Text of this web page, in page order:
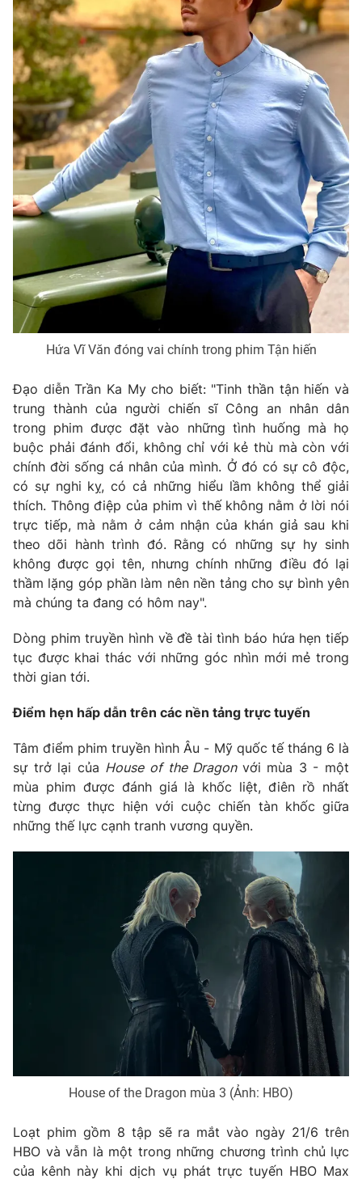
Phó Tổng Biên tập:Nguyễn Thị Mỹ Hạnh, Phạm Quốc Thắng,
Nguyễn Trọng Ninh
Tổng đài VTV:024.38 355 931 - 024.38 355 932
Ðiện thoại Thời báo VTV:024.66 897 897
Email:toasoan@vtv.vn
Liên hệ quảng cáo:024-7300.7108
® Cấm sao chép dưới mọi hình thức nếu không có sự chấp
thông tin từ website này.
Hứa Vĩ Văn đóng vai chính trong phim Tận hiến
Đạo diễn Trần Ka My cho biết: "Tinh thần tận hiến và
trung thành của người chiến sĩ Công an nhân dân
trong phim được đặt vào những tình huống mà họ
buộc phải đánh đổi, không chỉ với kẻ thù mà còn với
chính đời sống cá nhân của mình. Ở đó có sự cô độc,
có sự nghi kỵ, có cả những hiểu lầm không thể giải
thích. Thông điệp của phim vì thế không nằm ở lời nói
trực tiếp, mà nằm ở cảm nhận của khán giả sau khi
theo dõi hành trình đó. Rằng có những sự hy sinh
không được gọi tên, nhưng chính những điều đó lại
thầm lặng góp phần làm nên nền tảng cho sự bình yên
mà chúng ta đang có hôm nay".
Dòng phim truyền hình về đề tài tình báo hứa hẹn tiếp
tục được khai thác với những góc nhìn mới mẻ trong
thời gian tới.
Điểm hẹn hấp dẫn trên các nền tảng trực tuyến
Tâm điểm phim truyền hình Âu - Mỹ quốc tế tháng 6 là
sự trở lại của House of the Dragon với mùa 3 - một
mùa phim được đánh giá là khốc liệt, điên rồ nhất
từng được thực hiện với cuộc chiến tàn khốc giữa
những thế lực cạnh tranh vương quyền.
House of the Dragon mùa 3 (Ảnh: HBO)
Loạt phim gồm 8 tập sẽ ra mắt vào ngày 21/6 trên
HBO và vẫn là một trong những chương trình chủ lực
của kênh này khi dịch vụ phát trực tuyến HBO Max